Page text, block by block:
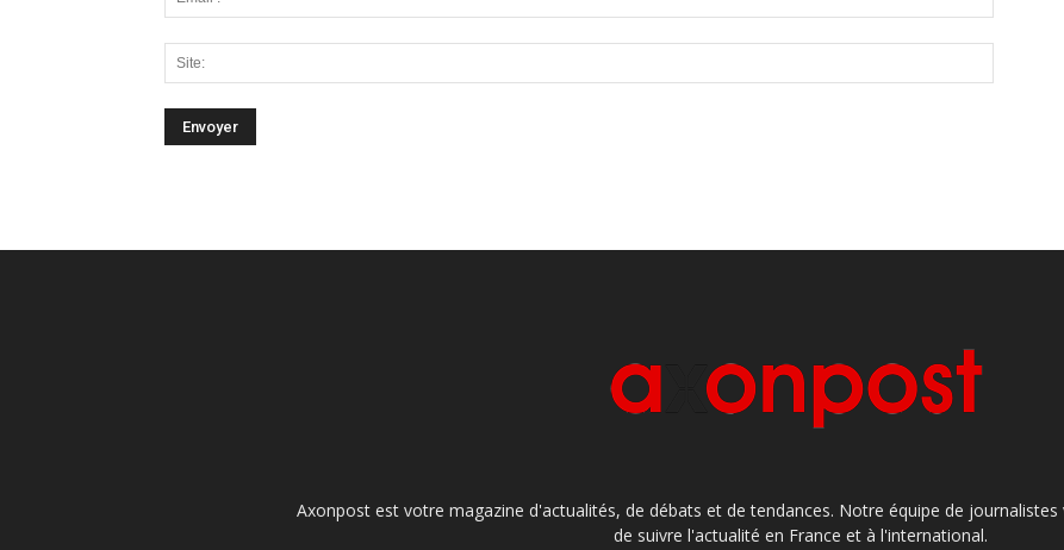
Axonpost est votre magazine d'actualités, de débats et de tendances. Notre équipe de
de suivre l'actualité en France et à l'international.